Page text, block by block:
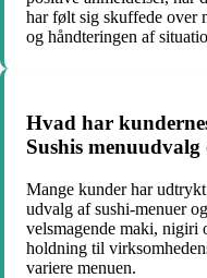
har følt sig skuffede over
og håndteringen af
Hvad har
Sushis
Mange kunder har
udvalg af sushi-menuer
velsmagende maki, nigiri
holdning til
variere menuen.